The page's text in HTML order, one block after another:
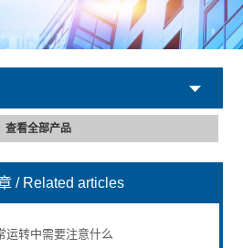
查看全部产品
/ Related articles
运转中需要注意什么